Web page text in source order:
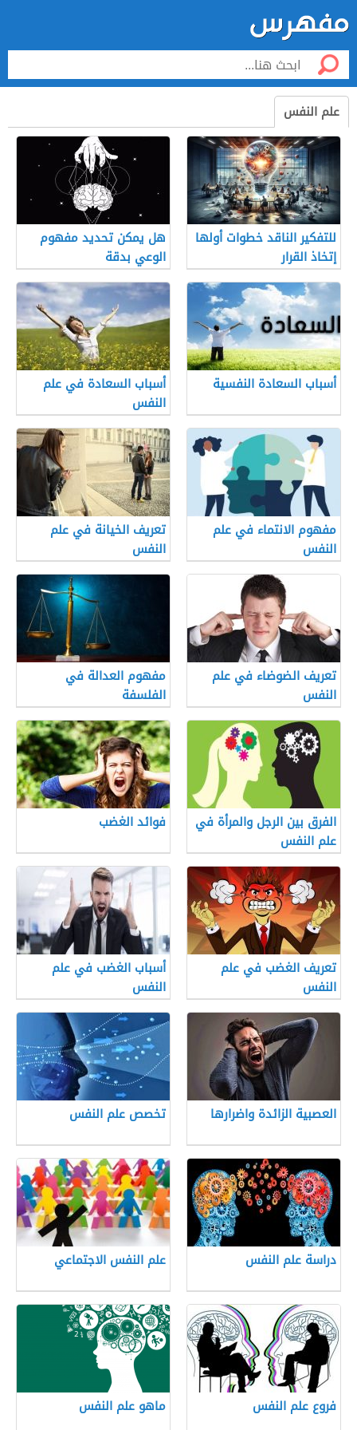
علم النفس
للتفكير الناقد خطوات أولها
إتخاذ القرار
هل يمكن تحديد مفهوم
الوعي بدقة
أسباب السعادة النفسية
أسباب السعادة في علم
النفس
مفهوم الانتماء في علم
النفس
تعريف الخيانة في علم
النفس
تعريف الضوضاء في علم
النفس
مفهوم العدالة في
الفلسفة
الفرق بين الرجل والمرأة في
علم النفس
فوائد الغضب
تعريف الغضب في علم
النفس
أسباب الغضب في علم
النفس
العصبية الزائدة واضرارها تخصص علم النفس
دراسة علم النفس علم النفس الاجتماعي
فروع علم النفس ماهو علم النفس